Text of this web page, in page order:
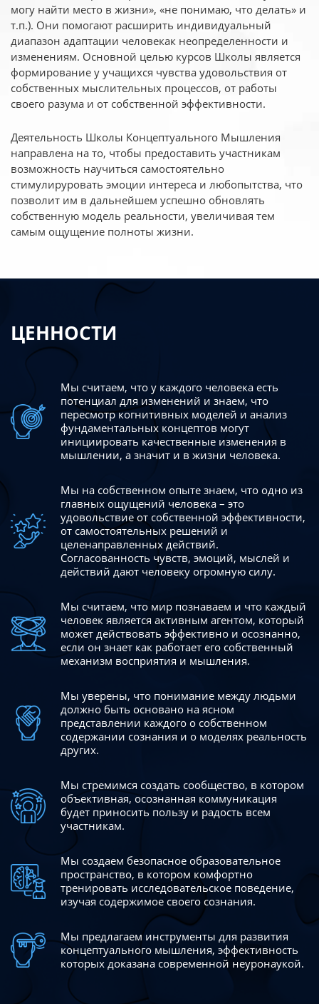
могу найти место в жизни», «не понимаю, что делать» и
т.п.). Они помогают расширить индивидуальный
диапазон адаптации человекак неопределенности и
изменениям. Основной целью курсов Школы является
формирование у учащихся чувства удовольствия от
собственных мыслительных процессов, от работы
своего разума и от собственной эффективности.
Деятельность Школы Концептуального Мышления
направлена на то, чтобы предоставить участникам
возможность научиться самостоятельно
стимулируровать эмоции интереса и любопытства, что
позволит им в дальнейшем успешно обновлять
собственную модель реальности, увеличивая тем
самым ощущение полноты жизни.
ЦЕННОСТИ
Мы считаем, что у каждого человека есть
потенциал для изменений и знаем, что
пересмотр когнитивных моделей и анализ
фундаментальных концептов могут
инициировать качественные изменения в
мышлении, а значит и в жизни человека.
Мы на собственном опыте знаем, что одно из
главных ощущений человека – это
удовольствие от собственной эффективности,
от самостоятельных решений и
целенаправленных действий.
Согласованность чувств, эмоций, мыслей и
действий дают человеку огромную силу.
Мы считаем, что мир познаваем и что каждый
человек является активным агентом, который
может действовать эффективно и осознанно,
если он знает как работает его собственный
механизм восприятия и мышления.
Мы уверены, что понимание между людьми
должно быть основано на ясном
представлении каждого о собственном
содержании сознания и о моделях реальность
других.
Мы стремимся создать сообщество, в котором
объективная, осознанная коммуникация
будет приносить пользу и радость всем
участникам.
Мы создаем безопасное образовательное
пространство, в котором комфортно
тренировать исследовательское поведение,
изучая содержимое своего сознания.
Мы предлагаем инструменты для развития
концептуального мышления, эффективность
которых доказана современной неуронаукой.